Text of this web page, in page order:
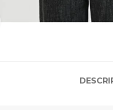
Click to enlarge